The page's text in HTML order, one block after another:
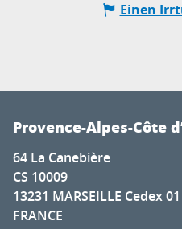
Einen
Provence-Alpes-Côte
64 La Canebière
CS 10009
13231 MARSEILLE Cedex 01
FRANCE